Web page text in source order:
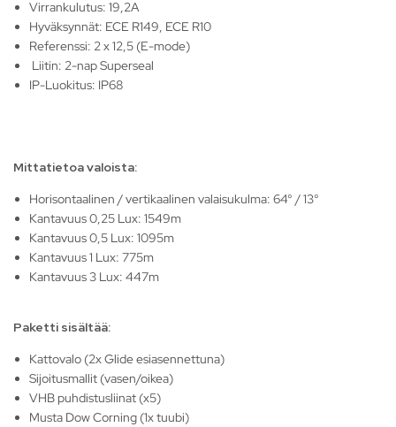
Virrankulutus: 19,2A
Hyväksynnät: ECE R149, ECE R10
Referenssi: 2 x 12,5 (E-mode)
Liitin: 2-nap Superseal
IP-Luokitus: IP68
Mittatietoa valoista:
Horisontaalinen / vertikaalinen valaisukulma: 64° / 13°
Kantavuus 0,25 Lux: 1549m
Kantavuus 0,5 Lux: 1095m
Kantavuus 1 Lux: 775m
Kantavuus 3 Lux: 447m
Paketti sisältää:
Kattovalo (2x Glide esiasennettuna)
Sijoitusmallit (vasen/oikea)
VHB puhdistusliinat (x5)
Musta Dow Corning (1x tuubi)